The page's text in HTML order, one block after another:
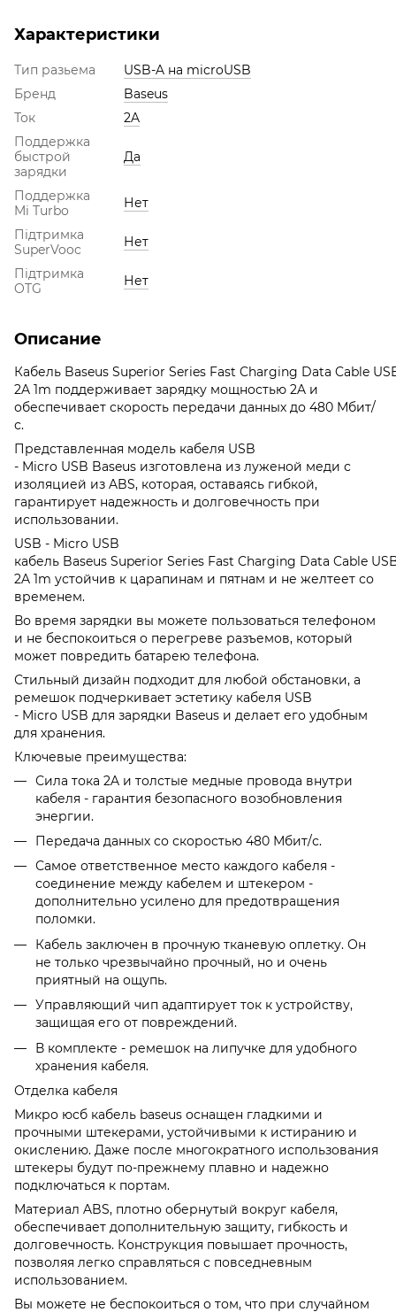
Характеристики
Тип разьема
USB-A на microUSB
Бренд
Baseus
Ток
2A
Поддержка
быстрой
зарядки
Да
Поддержка
Mi Turbo
Нет
Підтримка
SuperVooc
Нет
Підтримка
OTG
Нет
Описание
Кабель Baseus Superior Series Fast Charging Data Cable
2A 1m поддерживает зарядку мощностью 2A и
обеспечивает скорость передачи данных до 480 Мбит/
с.
Представленная модель кабеля USB
- Micro USB Baseus изготовлена из луженой меди с
изоляцией из ABS, которая, оставаясь гибкой,
гарантирует надежность и долговечность при
использовании.
USB - Micro USB
кабель Baseus Superior Series Fast Charging Data Cable
2A 1m устойчив к царапинам и пятнам и не желтеет со
временем.
Во время зарядки вы можете пользоваться телефоном
и не беспокоиться о перегреве разъемов, который
может повредить батарею телефона.
Стильный дизайн подходит для любой обстановки, а
ремешок подчеркивает эстетику кабеля USB
- Micro USB для зарядки Baseus и делает его удобным
для хранения.
Ключевые преимущества:
Сила тока 2A и толстые медные провода внутри
кабеля - гарантия безопасного возобновления
энергии.
Передача данных со скоростью 480 Мбит/с.
Самое ответственное место каждого кабеля -
соединение между кабелем и штекером -
дополнительно усилено для предотвращения
поломки.
Кабель заключен в прочную тканевую оплетку. Он
не только чрезвычайно прочный, но и очень
приятный на ощупь.
Управляющий чип адаптирует ток к устройству,
защищая его от повреждений.
В комплекте - ремешок на липучке для удобного
хранения кабеля.
Отделка кабеля
Микро юсб кабель baseus оснащен гладкими и
прочными штекерами, устойчивыми к истиранию и
окислению. Даже после многократного использования
штекеры будут по-прежнему плавно и надежно
подключаться к портам.
Материал ABS, плотно обернутый вокруг кабеля,
обеспечивает дополнительную защиту, гибкость и
долговечность. Конструкция повышает прочность,
позволяя легко справляться с повседневным
использованием.
Вы можете не беспокоиться о том, что при случайном